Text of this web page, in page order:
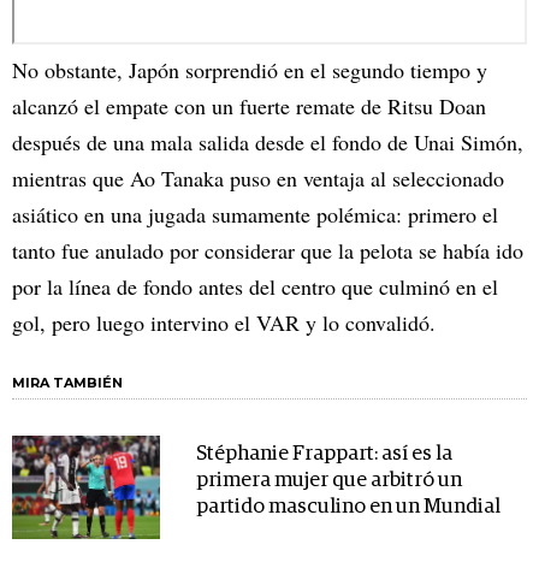
No obstante, Japón sorprendió en el segundo tiempo y
alcanzó el empate con un fuerte remate de Ritsu Doan
después de una mala salida desde el fondo de Unai Simón,
mientras que Ao Tanaka puso en ventaja al seleccionado
asiático en una jugada sumamente polémica: primero el
tanto fue anulado por considerar que la pelota se había ido
por la línea de fondo antes del centro que culminó en el
gol, pero luego intervino el VAR y lo convalidó.
MIRA TAMBIÉN
Stéphanie Frappart: así es la
primera mujer que arbitró un
partido masculino en un Mundial